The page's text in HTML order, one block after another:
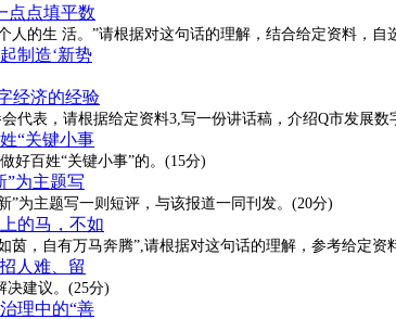
点点填平数
的生 活。”请根据对这句话的理解，结合给定资料，自
制造‘新势
经济的经验
代表，请根据给定资料3,写一份讲话稿，介绍Q市发展数
“关键小事
好百姓“关键小事”的。(15分)
”为主题写
”为主题写一则短评，与该报道一同刊发。(20分)
的马，不如
，自有万马奔腾”,请根据对这句话的理解，参考给定资
人难、留
决建议。(25分)
理中的“善